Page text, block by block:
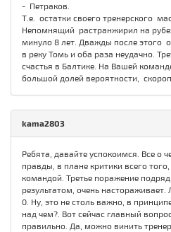
- Петраков.
Т.е. остатки своего тренерского
Непомнящий растранжирил на
минуло 8 лет. Дважды после этого
в реку Томь и оба раза неудачно.
счастья в Балтике. На Вашей
большой долей вероятности,
kama2803
Ребята, давайте успокоимся. Все о
правды, в плане критики всего
командой. Третье поражение
результатом, очень
0. Ну, это не столь важно, в
над чем?. Вот сейчас главный
правильно. Да, можно винить